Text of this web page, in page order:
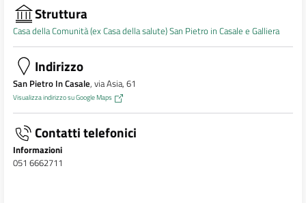
Struttura
Casa della Comunità (ex Casa della salute) San Pietro in Casale e Galliera
Indirizzo
San Pietro In Casale, via Asia, 61
Visualizza indirizzo su Google Maps
Contatti telefonici
Informazioni
051 6662711